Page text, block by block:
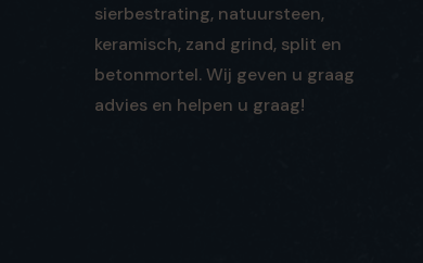
sierbestrating, natuursteen,
keramisch, zand grind, split en
betonmortel. Wij geven u graag
advies en helpen u graag!